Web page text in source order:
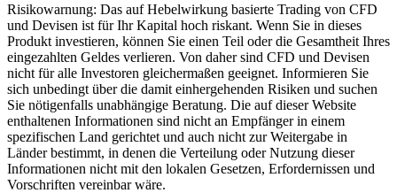
Risikowarnung: Das auf Hebelwirkung basierte Trading von CFD
und Devisen ist für Ihr Kapital hoch riskant. Wenn Sie in dieses
Produkt investieren, können Sie einen Teil oder die Gesamtheit Ihres
eingezahlten Geldes verlieren. Von daher sind CFD und Devisen
nicht für alle Investoren gleichermaßen geeignet. Informieren Sie
sich unbedingt über die damit einhergehenden Risiken und suchen
Sie nötigenfalls unabhängige Beratung. Die auf dieser Website
enthaltenen Informationen sind nicht an Empfänger in einem
spezifischen Land gerichtet und auch nicht zur Weitergabe in
Länder bestimmt, in denen die Verteilung oder Nutzung dieser
Informationen nicht mit den lokalen Gesetzen, Erfordernissen und
Vorschriften vereinbar wäre.